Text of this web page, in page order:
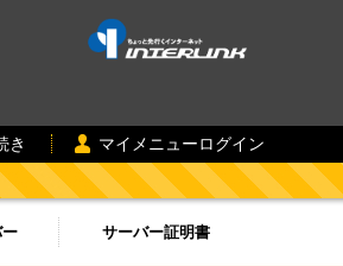
き マイメニューログイン
サーバー証明書